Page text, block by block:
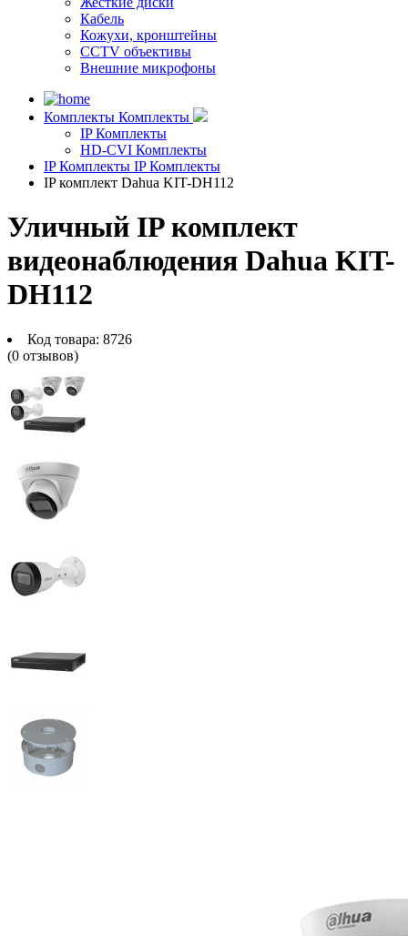
Кабель
Кожухи, кронштейны
CCTV объективы
Внешние микрофоны
Комплекты Комплекты
IP Комплекты
HD-CVI Комплекты
IP Комплекты IP Комплекты
IP комплект Dahua KIT-DH112
Уличный IP комплект
видеонаблюдения Dahua KIT-
DH112
Код товара: 8726
(0 отзывов)